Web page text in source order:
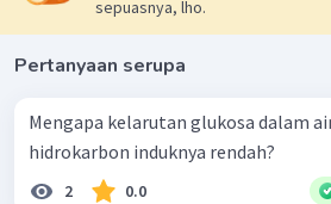
sepuasnya, lho.
Pertanyaan serupa
Mengapa kelarutan glukosa dalam
hidrokarbon induknya rendah?
2 0.0